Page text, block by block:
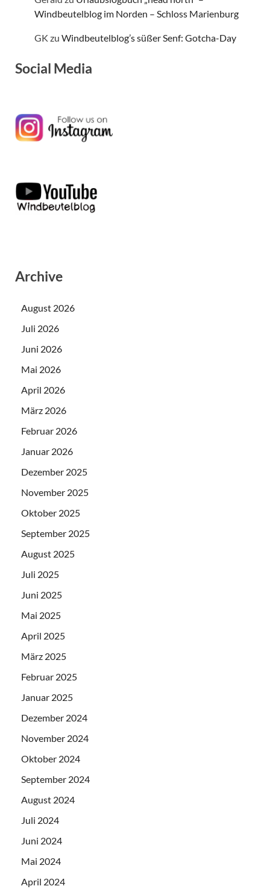
Windbeutelblog im Norden – Schloss Marienburg
GK zu Windbeutelblog’s süßer Senf: Gotcha-Day
Social Media
Archive
August 2026
Juli 2026
Juni 2026
Mai 2026
April 2026
März 2026
Februar 2026
Januar 2026
Dezember 2025
November 2025
Oktober 2025
September 2025
August 2025
Juli 2025
Juni 2025
Mai 2025
April 2025
März 2025
Februar 2025
Januar 2025
Dezember 2024
November 2024
Oktober 2024
September 2024
August 2024
Juli 2024
Juni 2024
Mai 2024
April 2024